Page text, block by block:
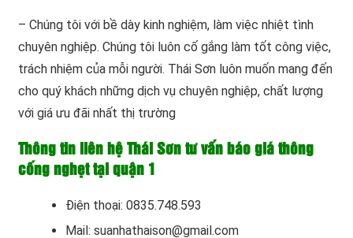
– Chúng tôi với bề dày kinh nghiệm, làm việc nhiệt tình
chuyên nghiệp. Chúng tôi luôn cố gắng làm tốt công việc,
trách nhiệm của mỗi người. Thái Sơn luôn muốn mang đến
cho quý khách những dịch vụ chuyên nghiệp, chất lượng
với giá ưu đãi nhất thị trường
Thông tin liên hệ Thái Sơn tư vấn báo giá thông
cống nghẹt tại quận 1
Điện thoại: 0835.748.593
Mail: suanhathaison@gmail.com